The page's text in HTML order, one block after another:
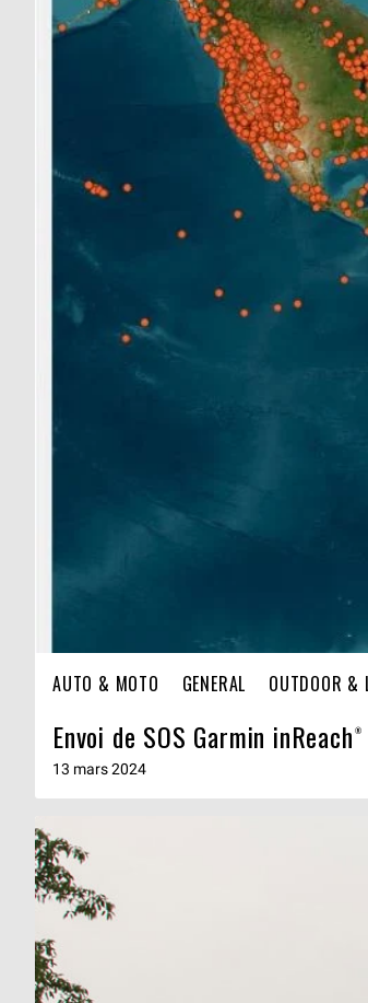
AUTO & MOTO GENERAL OUTDOOR &
Envoi de SOS Garmin
13 mars 2024